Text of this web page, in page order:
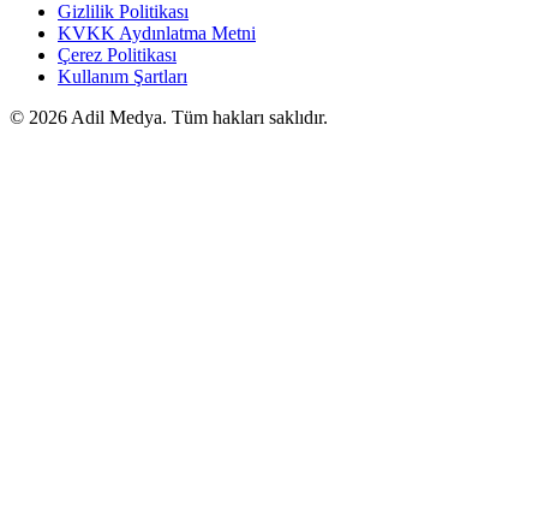
Gizlilik Politikası
KVKK Aydınlatma Metni
Çerez Politikası
Kullanım Şartları
© 2026 Adil Medya. Tüm hakları saklıdır.